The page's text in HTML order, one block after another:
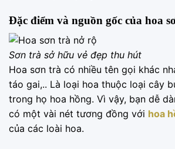
Đặc điểm và nguồn gốc của hoa
Sơn trà sở hữu vẻ đẹp thu hút
Hoa sơn trà có nhiều tên gọi khác
táo gai,.. Là loại hoa thuộc loại cây
trong họ hoa hồng. Vì vậy, bạn dễ
có một vài nét tương đồng với hoa
của các loài hoa.